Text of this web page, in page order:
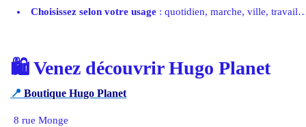
Choisissez selon votre usage : quotidien, marche, ville,
🛍️ Venez découvrir Hugo Planet
📍 Boutique Hugo Planet
8 rue Monge